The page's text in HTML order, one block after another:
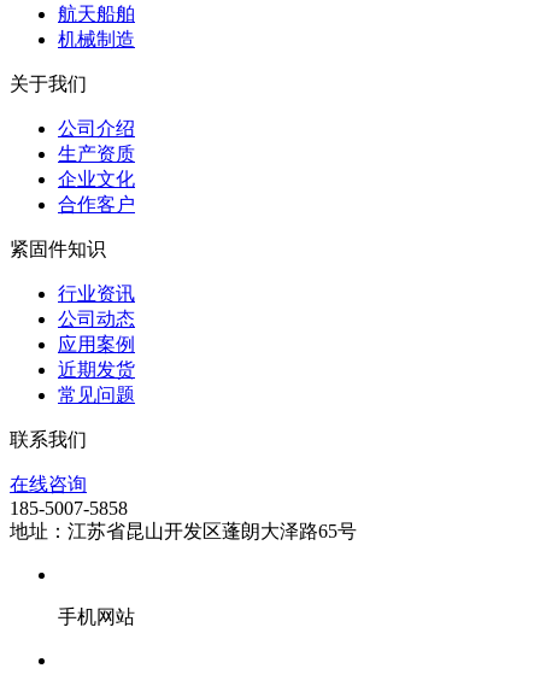
航天船舶
机械制造
关于我们
公司介绍
生产资质
企业文化
合作客户
紧固件知识
行业资讯
公司动态
应用案例
近期发货
常见问题
联系我们
在线咨询
185-5007-5858
地址：江苏省昆山开发区蓬朗大泽路65号
手机网站